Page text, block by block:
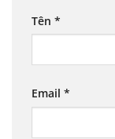
Tên *
Email *